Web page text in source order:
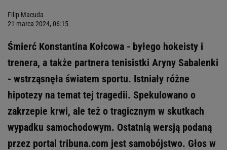
Filip Macuda
21 marca 2024, 06:15
Śmierć Konstantina Kołcowa - byłego hokeisty i
trenera, a także partnera tenisistki Aryny Sabalenki
- wstrząsnęła światem sportu. Istniały różne
hipotezy na temat tej tragedii. Spekulowano o
zakrzepie krwi, ale też o tragicznym w skutkach
wypadku samochodowym. Ostatnią wersją podaną
przez portal tribuna.com jest samobójstwo. Głos w